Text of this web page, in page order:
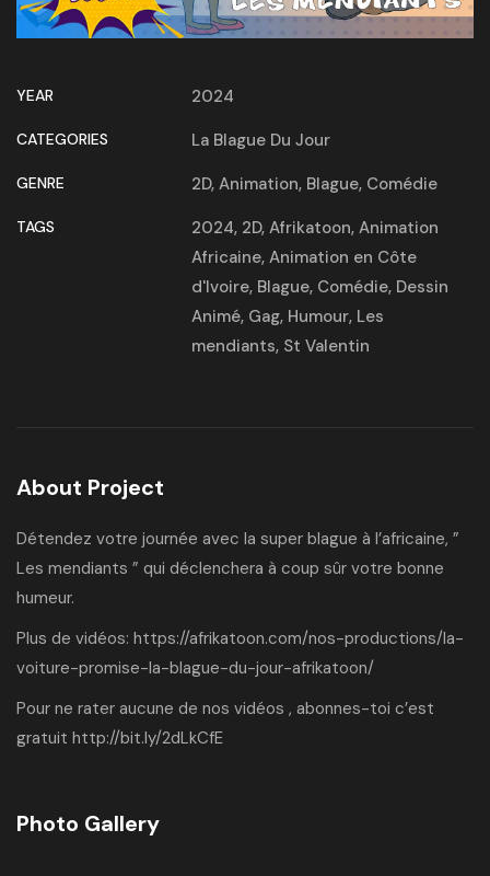
YEAR 2024
CATEGORIES La Blague Du Jour
GENRE 2D, Animation, Blague, Comédie
TAGS 2024, 2D, Afrikatoon, Animation
Africaine, Animation en Côte
d'Ivoire, Blague, Comédie, Dessin
Animé, Gag, Humour, Les
mendiants, St Valentin
About Project
Détendez votre journée avec la super blague à l’africaine, ”
Les mendiants ” qui déclenchera à coup sûr votre bonne
humeur.
Plus de vidéos: https://afrikatoon.com/nos-productions/la-
voiture-promise-la-blague-du-jour-afrikatoon/
Pour ne rater aucune de nos vidéos , abonnes-toi c’est
gratuit http://bit.ly/2dLkCfE
Photo Gallery